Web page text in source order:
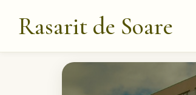
Rasarit de Soare